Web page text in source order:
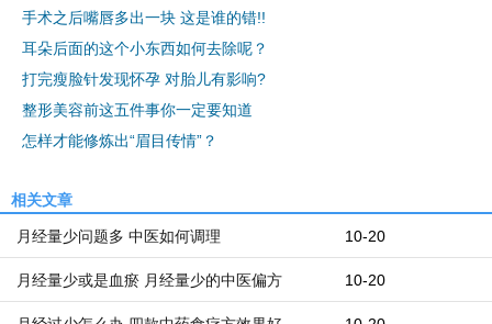
手术之后嘴唇多出一块 这是谁的错!!
耳朵后面的这个小东西如何去除呢？
打完瘦脸针发现怀孕 对胎儿有影响?
整形美容前这五件事你一定要知道
怎样才能修炼出“眉目传情”？
相关文章
10-20
月经量少问题多 中医如何调理
10-20
月经量少或是血瘀 月经量少的中医偏方